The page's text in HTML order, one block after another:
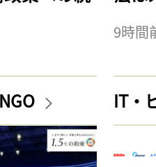
9時間
IT・